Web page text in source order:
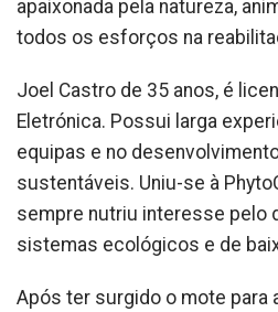
apaixonada pela natureza,
todos os esforços na
Joel Castro de 35 anos, é
Eletrónica. Possui larga
equipas e no
sustentáveis. Uniu-se à
sempre nutriu interesse pelo
sistemas ecológicos e de
Após ter surgido o mote para